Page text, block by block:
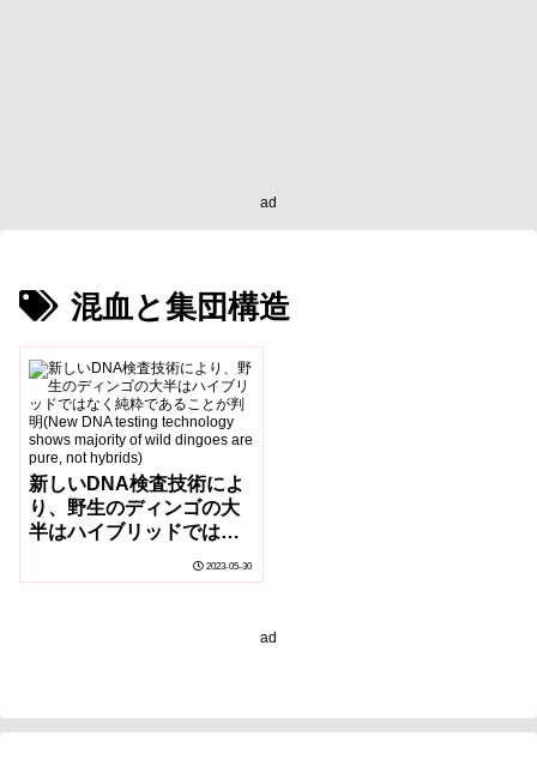
ad
混血と集団構造
新しいDNA検査技術によ
り、野生のディンゴの大
半はハイブリッドではな
く純粋であることが判明
(New DNA testing
2023-05-30
ad